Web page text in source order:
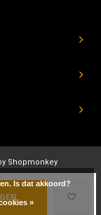
Shopmonkey
Is dat akkoord?
»